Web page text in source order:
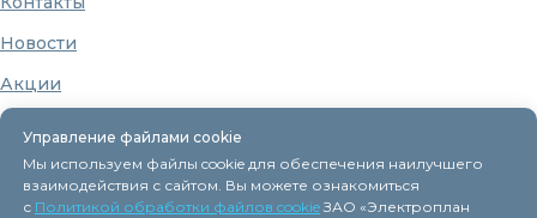
Управление файлами cookie
Мы используем файлы cookie для обеспечения наилучшего
взаимодействия с сайтом. Вы можете ознакомиться
с Политикой обработки файлов cookieЗАО «Электроплан
Новости
Акции
Бренды
О нас